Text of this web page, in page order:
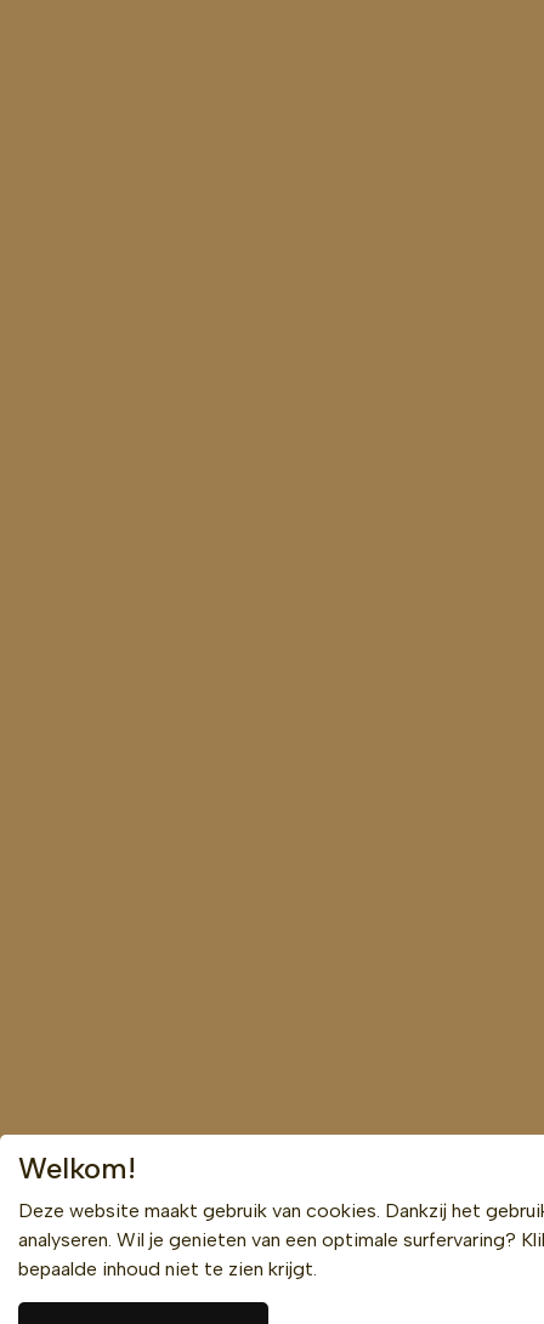
Welkom!
Deze website maakt gebruik van cookies. Dankzij het
analyseren. Wil je genieten van een optimale surfervaring?
bepaalde inhoud niet te zien krijgt.